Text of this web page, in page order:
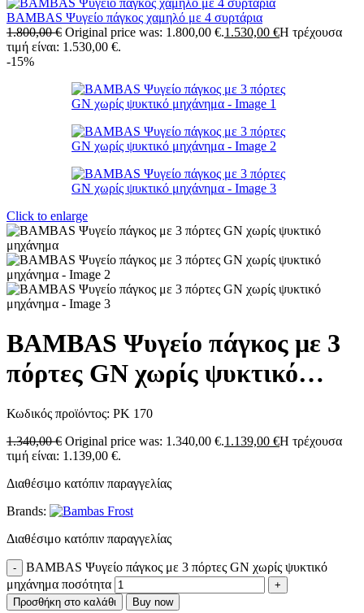
BAMBAS Ψυγείο πάγκος χαμηλό με 4 συρτάρια
1.800,00€ Original price was: 1.800,00 €.1.530,00 €Η τρέχουσα
τιμή είναι: 1.530,00 €.
-15%
Click to enlarge
BAMBAS Ψυγείο πάγκος με 3
πόρτες GN χωρίς ψυκτικό
μηχάνημα
Κωδικός προϊόντος: PK 170
1.340,00€ Original price was: 1.340,00 €.1.139,00 €Η τρέχουσα
τιμή είναι: 1.139,00 €.
Διαθέσιμο κατόπιν παραγγελίας
Brands:
Διαθέσιμο κατόπιν παραγγελίας
BAMBAS Ψυγείο πάγκος με 3 πόρτες GN χωρίς ψυκτικό
μηχάνημα ποσότητα
Προσθήκη στο καλάθι Buy now